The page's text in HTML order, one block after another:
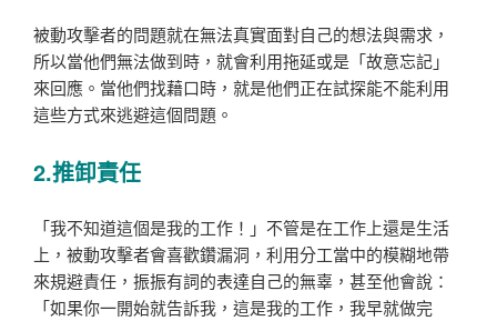
被動攻擊者的問題就在無法真實面對自己的想法與需求，
所以當他們無法做到時，就會利用拖延或是「故意忘記」
來回應。當他們找藉口時，就是他們正在試探能不能利用
這些方式來逃避這個問題。
2.推卸責任
「我不知道這個是我的工作！」不管是在工作上還是生活
上，被動攻擊者會喜歡鑽漏洞，利用分工當中的模糊地帶
來規避責任，振振有詞的表達自己的無辜，甚至他會說：
「如果你一開始就告訴我，這是我的工作，我早就做完